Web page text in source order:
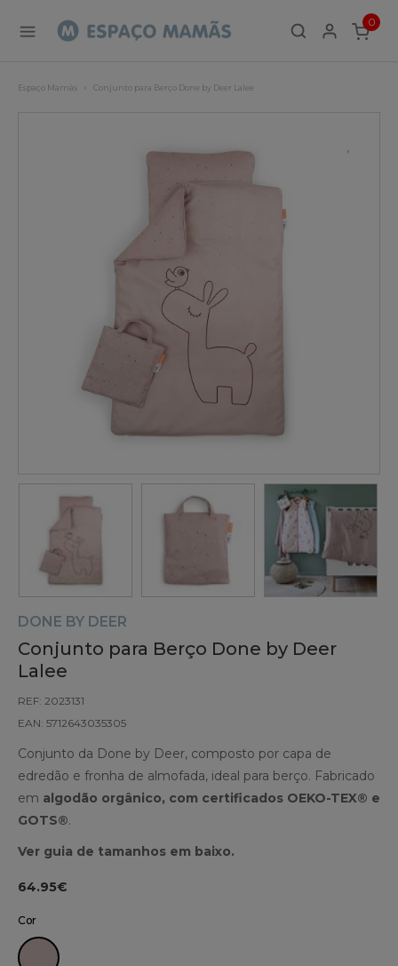
0
ITEMS
Espaço Mamãs Conjunto para Berço Done by Deer Lalee
DONE BY DEER
Conjunto para Berço Done by Deer
Lalee
REF: 2023131
EAN: 5712643035305
Conjunto da Done by Deer, composto por capa de
edredão e fronha de almofada, ideal para berço. Fabricado
em algodão orgânico, com certificados OEKO-TEX® e
GOTS®.
Ver guia de tamanhos em baixo.
64.95€
Cor